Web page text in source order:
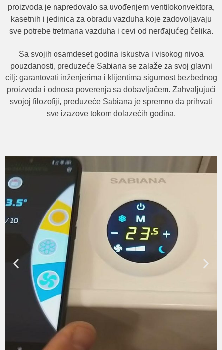
proizvoda je napredovalo sa uvođenjem ventilokonvektora,
kasetnih i jedinica za obradu vazduha koje zadovoljavaju
sve potrebe tretmana vazduha i cevi od nerđajućeg čelika.
Sa svojih osamdeset godina iskustva i visokog nivoa
pouzdanosti, preduzeće Sabiana se zalaže za svoj glavni
cilj: garantovati inženjerima i klijentima sigurnost bezbednog
proizvoda i odnosa poverenja sa dobavljačem. Zahvaljujući
svojoj filozofiji, preduzeće Sabiana je spremno da prihvati
sve izazove tokom dolazećih godina.